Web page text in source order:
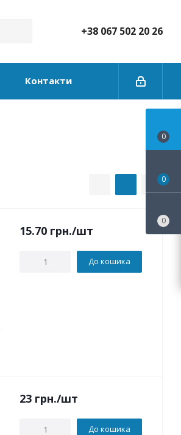
+38 067 502 20 26
Контакти
15.70 грн./шт
До кошика
23 грн./шт
До кошика
0
0
0